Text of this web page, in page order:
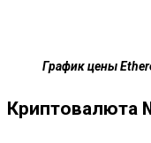
График цены
Криптовалюта